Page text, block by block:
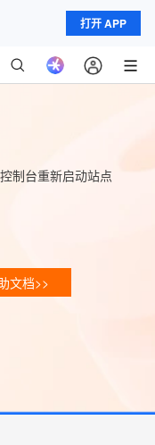
打开 APP
制台重新启动站点
文档>>